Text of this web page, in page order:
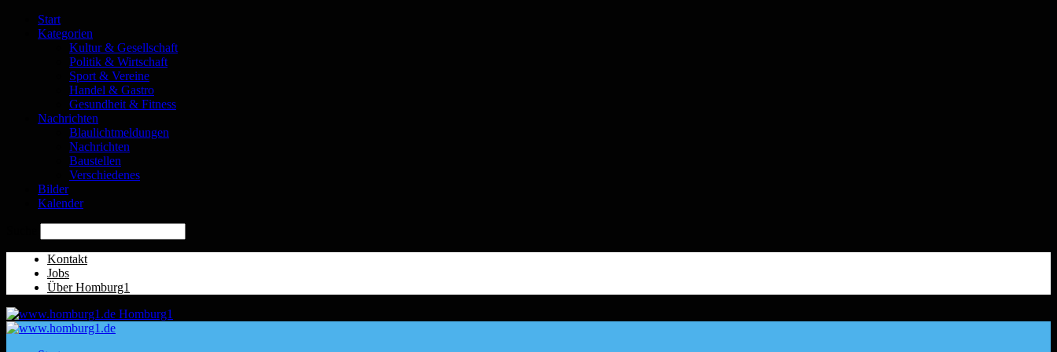
Start
Kategorien
Kultur & Gesellschaft
Politik & Wirtschaft
Sport & Vereine
Handel & Gastro
Gesundheit & Fitness
Nachrichten
Blaulichtmeldungen
Nachrichten
Baustellen
Verschiedenes
Bilder
Kalender
Kontakt
Jobs
Über Homburg1
Homburg1